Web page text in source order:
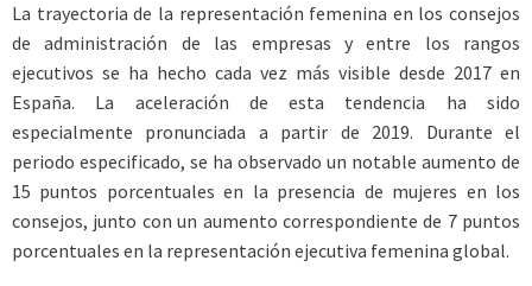
La trayectoria de la representación femenina en los consejos
de administración de las empresas y entre los rangos
ejecutivos se ha hecho cada vez más visible desde 2017 en
España. La aceleración de esta tendencia ha sido
especialmente pronunciada a partir de 2019. Durante el
periodo especificado, se ha observado un notable aumento de
15 puntos porcentuales en la presencia de mujeres en los
consejos, junto con un aumento correspondiente de 7 puntos
porcentuales en la representación ejecutiva femenina global.